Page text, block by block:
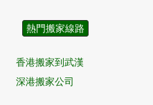
熱門搬家線路
香港搬家到武漢
深港搬家公司